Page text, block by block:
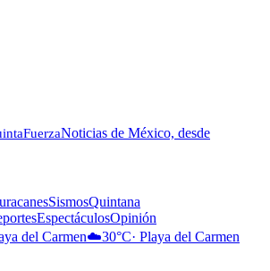
FuerzaNoticias de México, desde
SismosQuintana
EspectáculosOpinión
del Carmen☁️30°C· Playa del Carmen